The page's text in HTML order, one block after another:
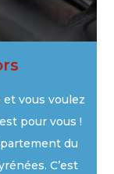
et vous voulez
pour vous !
du
C’est